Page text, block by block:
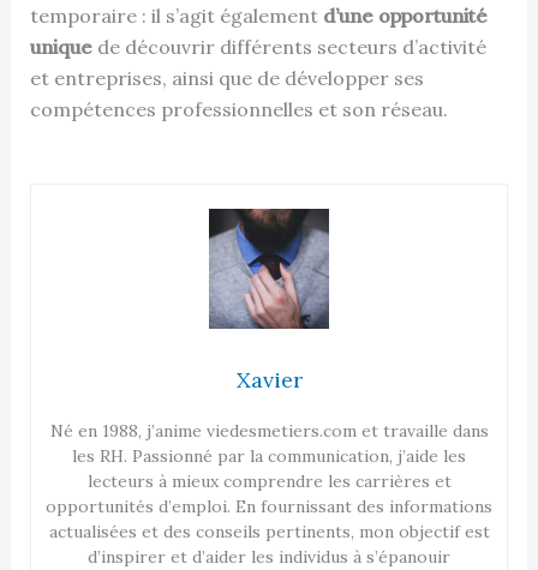
temporaire : il s’agit également d’une opportunité
uniquede découvrir différents secteurs d’activité
et entreprises, ainsi que de développer ses
compétences professionnelles et son réseau.
Xavier
Né en 1988, j’anime viedesmetiers.com et travaille dans
les RH. Passionné par la communication, j’aide les
lecteurs à mieux comprendre les carrières et
opportunités d’emploi. En fournissant des informations
actualisées et des conseils pertinents, mon objectif est
d’inspirer et d’aider les individus à s’épanouir